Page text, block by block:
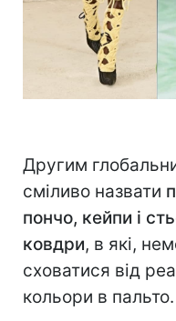
Другим
сміливо назвати
пончо, кейпи і
ковдри, в які,
сховатися від
кольори в пальто.